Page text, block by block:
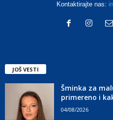
Kontaktirajte nas:
JOŠ VESTI
Šminka za
primereno i
04/08/2026